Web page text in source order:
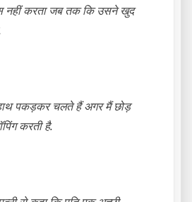
नहीं करता जब तक कि उसने खुद
पकड़कर चलते हैं अगर मैं छोड़
करती है.